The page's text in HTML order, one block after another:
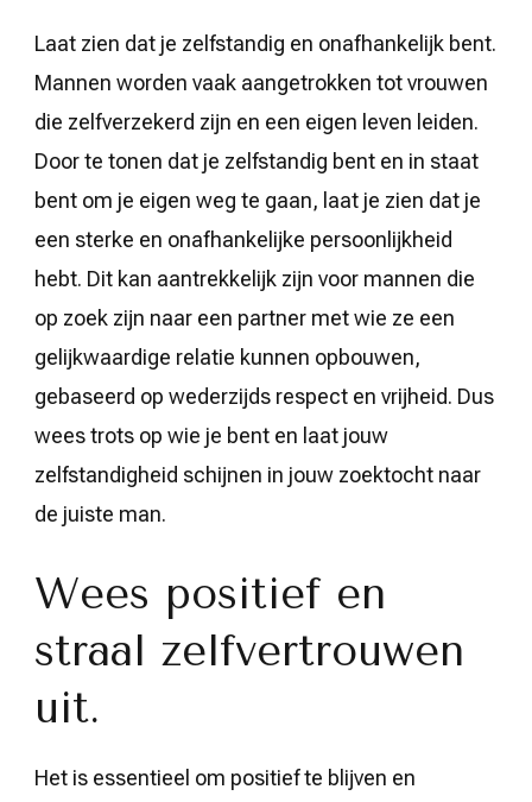
Laat zien dat je zelfstandig en onafhankelijk bent.
Mannen worden vaak aangetrokken tot vrouwen
die zelfverzekerd zijn en een eigen leven leiden.
Door te tonen dat je zelfstandig bent en in staat
bent om je eigen weg te gaan, laat je zien dat je
een sterke en onafhankelijke persoonlijkheid
hebt. Dit kan aantrekkelijk zijn voor mannen die
op zoek zijn naar een partner met wie ze een
gelijkwaardige relatie kunnen opbouwen,
gebaseerd op wederzijds respect en vrijheid. Dus
wees trots op wie je bent en laat jouw
zelfstandigheid schijnen in jouw zoektocht naar
de juiste man.
Wees positief en
straal zelfvertrouwen
uit.
Het is essentieel om positief te blijven en